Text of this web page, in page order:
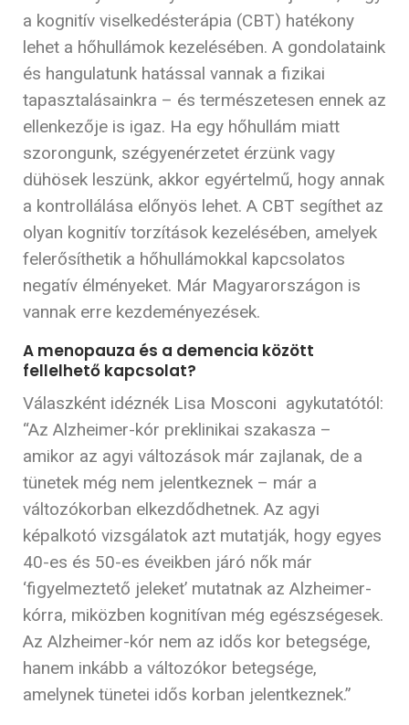
a kognitív viselkedésterápia (CBT) hatékony
lehet a hőhullámok kezelésében. A gondolataink
és hangulatunk hatással vannak a fizikai
tapasztalásainkra – és természetesen ennek az
ellenkezője is igaz. Ha egy hőhullám miatt
szorongunk, szégyenérzetet érzünk vagy
dühösek leszünk, akkor egyértelmű, hogy annak
a kontrollálása előnyös lehet. A CBT segíthet az
olyan kognitív torzítások kezelésében, amelyek
felerősíthetik a hőhullámokkal kapcsolatos
negatív élményeket. Már Magyarországon is
vannak erre kezdeményezések.
A menopauza és a demencia között
fellelhető kapcsolat?
Válaszként idéznék Lisa Mosconi agykutatótól:
“Az Alzheimer-kór preklinikai szakasza –
amikor az agyi változások már zajlanak, de a
tünetek még nem jelentkeznek – már a
változókorban elkezdődhetnek. Az agyi
képalkotó vizsgálatok azt mutatják, hogy egyes
40-es és 50-es éveikben járó nők már
‘figyelmeztető jeleket’ mutatnak az Alzheimer-
kórra, miközben kognitívan még egészségesek.
Az Alzheimer-kór nem az idős kor betegsége,
hanem inkább a változókor betegsége,
amelynek tünetei idős korban jelentkeznek.”